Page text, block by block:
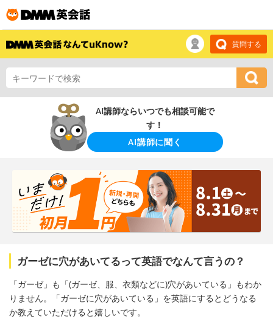
質問する
AI講師ならいつでも相談可能で
す！
AI講師に聞く
ガーゼに穴があいてるって英語でなんて言うの？
「ガーゼ」も「(ガーゼ、服、衣類などに)穴があいている」もわか
りません。「ガーゼに穴があいている」を英語にするとどうなる
か教えていただけると嬉しいです。